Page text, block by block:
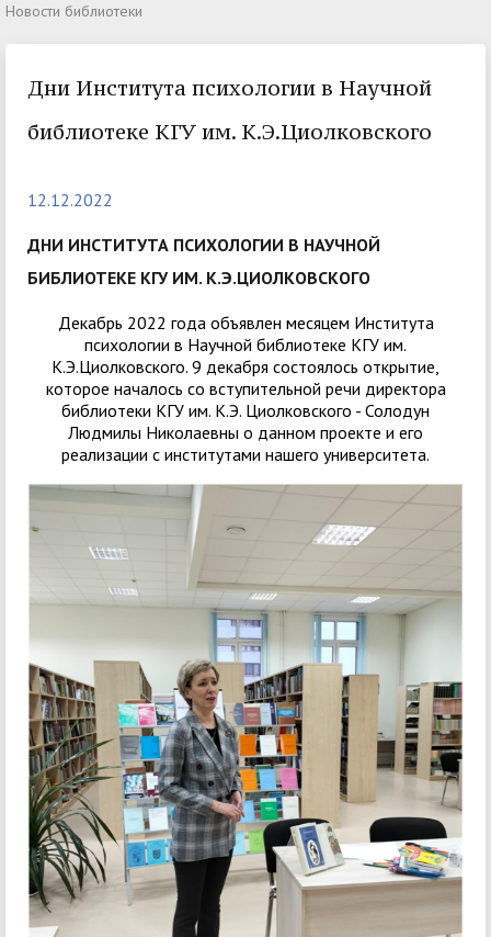
Новости библиотеки
Дни Института психологии в Научной
библиотеке КГУ им. К.Э.Циолковского
12.12.2022
ДНИ ИНСТИТУТА ПСИХОЛОГИИ В НАУЧНОЙ
БИБЛИОТЕКЕ КГУ ИМ. К.Э.ЦИОЛКОВСКОГО
Декабрь 2022 года объявлен месяцем Института
психологии в Научной библиотеке КГУ им.
К.Э.Циолковского. 9 декабря состоялось открытие,
которое началось со вступительной речи директора
библиотеки КГУ им. К.Э. Циолковского - Солодун
Людмилы Николаевны о данном проекте и его
реализации с институтами нашего университета.